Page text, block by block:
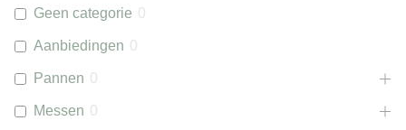
Geen categorie 0
Aanbiedingen 0
Pannen 0
Messen 0